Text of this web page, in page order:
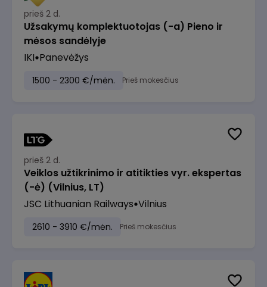
prieš 2 d.
Užsakymų komplektuotojas (-a) Pieno ir
mėsos sandėlyje
IKI Panevėžys
1500 - 2300 €/mėn. Prieš mokesčius
prieš 2 d.
Veiklos užtikrinimo ir atitikties vyr. ekspertas
(-ė) (Vilnius, LT)
JSC Lithuanian Railways Vilnius
2610 - 3910 €/mėn. Prieš mokesčius